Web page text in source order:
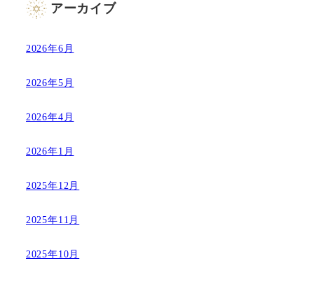
アーカイブ
2026年6月
2026年5月
2026年4月
2026年1月
2025年12月
2025年11月
2025年10月